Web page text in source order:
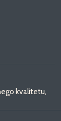
kvalitetu,